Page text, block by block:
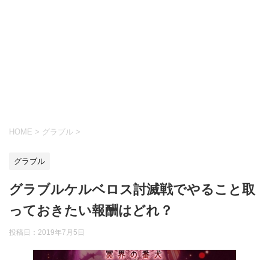
HOME > グラブル >
グラブル
グラブルケルベロス討滅戦でやること取
っておきたい報酬はどれ？
投稿日： 2019年7月5日